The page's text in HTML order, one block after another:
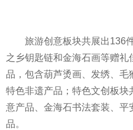
旅游创意板块共展出136
之乡钥匙链和金海石画等赠
品，包含葫芦烫画、发绣、
特色非遗产品；特色文创板块
意产品、金海石书法套装、 平
品。